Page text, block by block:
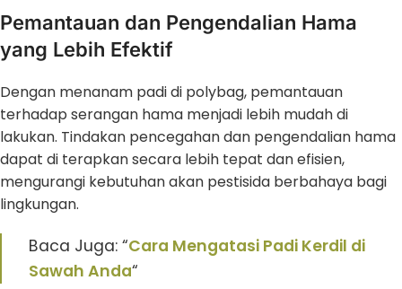
Pemantauan dan Pengendalian Hama
yang Lebih Efektif
Dengan menanam padi di polybag, pemantauan
terhadap serangan hama menjadi lebih mudah di
lakukan. Tindakan pencegahan dan pengendalian hama
dapat di terapkan secara lebih tepat dan efisien,
mengurangi kebutuhan akan pestisida berbahaya bagi
lingkungan.
Baca Juga: “Cara Mengatasi Padi Kerdil di
Sawah Anda“